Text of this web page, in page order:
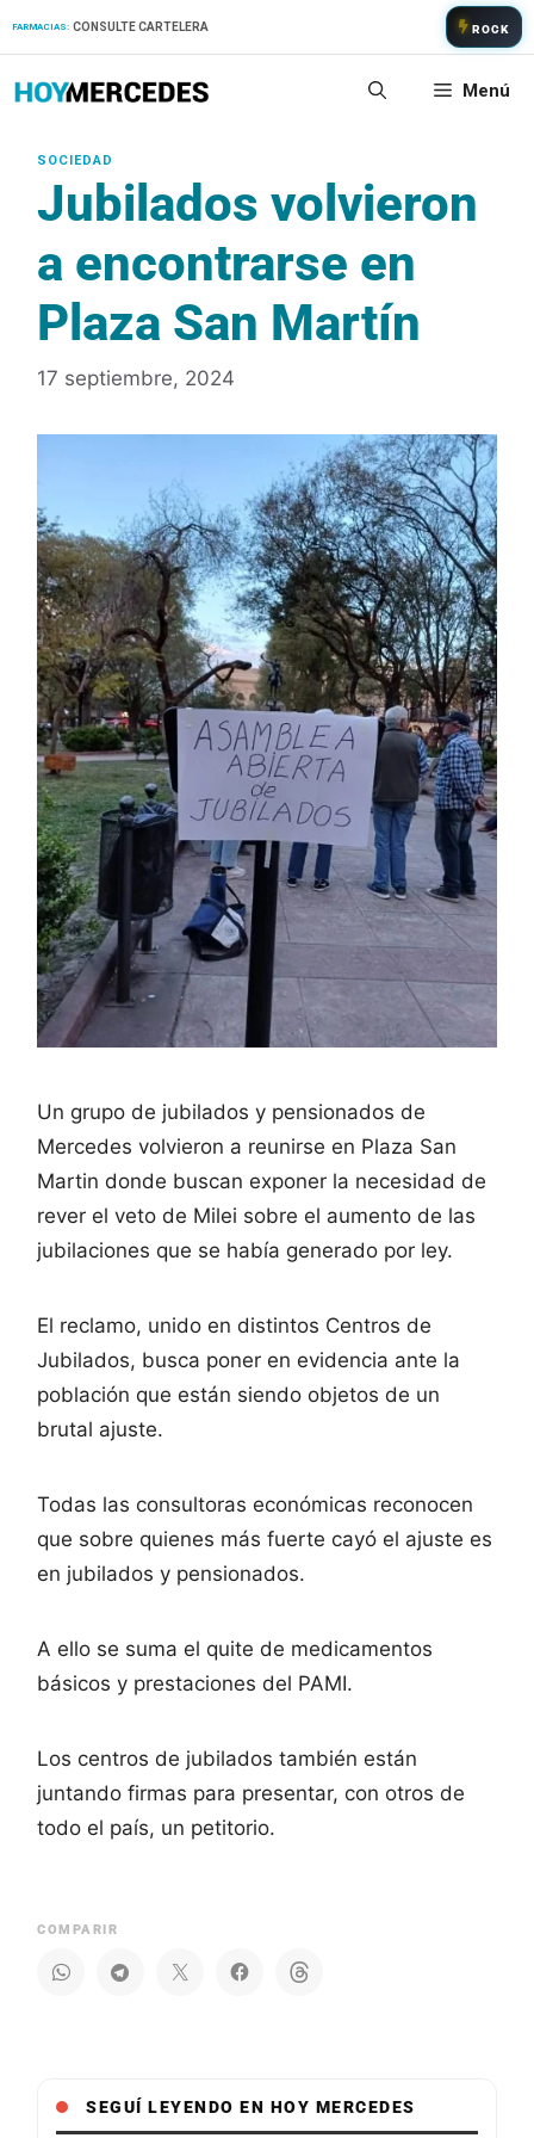
FARMACIAS: CONSULTE CARTELERA ROCK
Menú
Jubilados volvieron
a encontrarse en
Plaza San Martín
17 septiembre, 2024
Un grupo de jubilados y pensionados de
Mercedes volvieron a reunirse en Plaza San
Martin donde buscan exponer la necesidad de
rever el veto de Milei sobre el aumento de las
jubilaciones que se había generado por ley.
El reclamo, unido en distintos Centros de
Jubilados, busca poner en evidencia ante la
población que están siendo objetos de un
brutal ajuste.
Todas las consultoras económicas reconocen
que sobre quienes más fuerte cayó el ajuste es
en jubilados y pensionados.
A ello se suma el quite de medicamentos
básicos y prestaciones del PAMI.
Los centros de jubilados también están
juntando firmas para presentar, con otros de
todo el país, un petitorio.
COMPARIR
SEGUÍ LEYENDO EN HOY MERCEDES